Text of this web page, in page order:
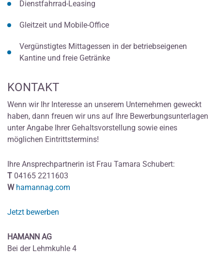
Dienstfahrrad-Leasing
Gleitzeit und Mobile-Office
Vergünstigtes Mittagessen in der betriebseigenen
Kantine und freie Getränke
KONTAKT
Wenn wir Ihr Interesse an unserem Unternehmen geweckt
haben, dann freuen wir uns auf Ihre Bewerbungsunterlagen
unter Angabe Ihrer Gehaltsvorstellung sowie eines
möglichen Eintrittstermins!
Ihre Ansprechpartnerin ist Frau Tamara Schubert:
T 04165 2211603
W hamannag.com
Jetzt bewerben
HAMANN AG
Bei der Lehmkuhle 4